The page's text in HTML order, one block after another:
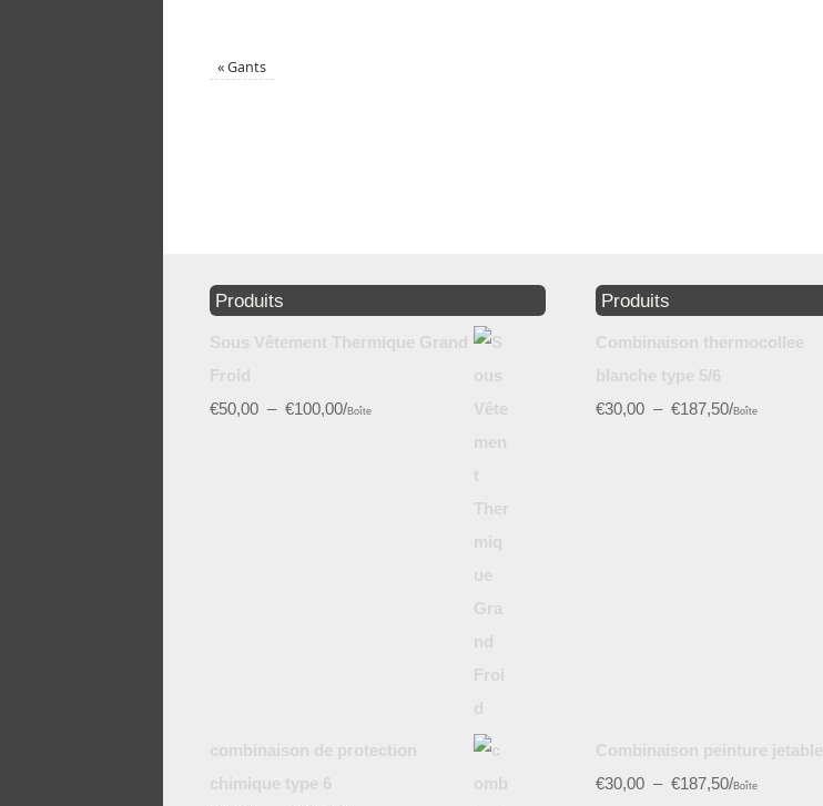
«Gants
Produits
Sous Vêtement Thermique Grand
Froid
€50,00 – €100,00/Boîte
combinaison de protection
chimique type 6
Produits
Combinaison thermocollee
blanche type 5/6
€30,00 – €187,50/Boîte
Combinaison peinture jetable
€30,00 – €187,50/Boîte